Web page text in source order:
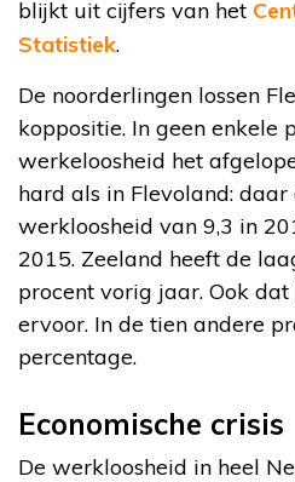
blijkt uit cijfers van het
Statistiek.
De noorderlingen lossen
koppositie. In geen enkele
werkeloosheid het
hard als in Flevoland:
werkloosheid van 9,3 in
2015. Zeeland heeft de
procent vorig jaar. Ook
ervoor. In de tien andere
percentage.
Economische crisis
De werkloosheid in heel